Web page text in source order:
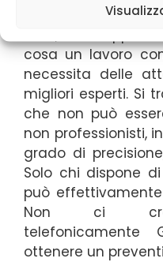
spostamento di
cosa un lavoro
necessita delle
migliori esperti. Si
che non può
non professionisti,
grado di
Solo chi dispone
può
Non ci
ottenere un